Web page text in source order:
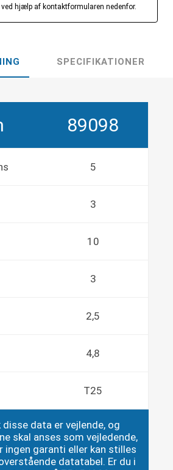
ved hjælp af kontaktformularen nedenfor.
SPECIFIKATIONER
89098
5
3
10
3
2,5
4,8
T25
data er vejlende, og
skal anses som vejledende,
ingen garanti eller kan stilles
datatabel. Er du i